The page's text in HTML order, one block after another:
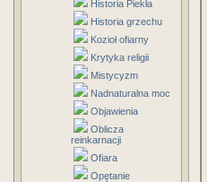
Historia Piekła
Historia grzechu
Kozioł ofiarny
Krytyka religii
Mistycyzm
Nadnaturalna moc
Objawienia
Oblicza
reinkarnacji
Ofiara
Opętanie